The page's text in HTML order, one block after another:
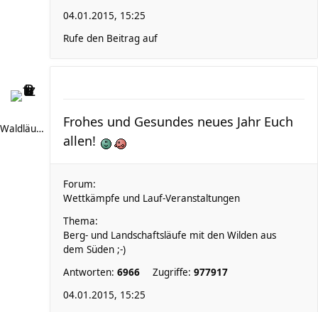
04.01.2015, 15:25
Rufe den Beitrag auf
Waldläufer 66
Frohes und Gesundes neues Jahr Euch
allen!
Forum:
Wettkämpfe und Lauf-Veranstaltungen
Thema:
Berg- und Landschaftsläufe mit den Wilden aus
dem Süden ;-)
Antworten: 6966 Zugriffe: 977917
04.01.2015, 15:25